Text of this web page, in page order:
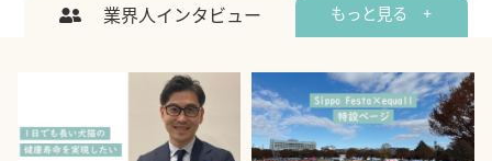
業界人インタビュー もっと見る +